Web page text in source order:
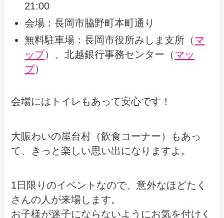
21:00
会場：長岡市脇野町本町通り
無料駐車場：長岡市役所みしま支所（マ
ップ）、北越銀行事務センター（マッ
プ）
会場にはトイレもあって安心です！
大賑わいの屋台村（飲食コーナー）もあっ
て、きっと楽しい思い出になりますよ。
1日限りのイベントなので、意外なほどたく
さんの人が来場します。
お子様が迷子にならないようにお気を付けく